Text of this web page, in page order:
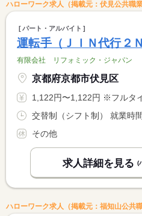
ハローワーク求人（掲載元：伏見公共職業
パート・アルバイト
運転手（ＪＩＮ代行２Ｎ
有限会社 リフォミック・ジャパン
京都府京都市伏見区
1,122円〜1,122円 ※フルタイム求人の場合は月額（換算
その他
求人詳細を見る (
ハローワーク求人（掲載元：福知山公共職